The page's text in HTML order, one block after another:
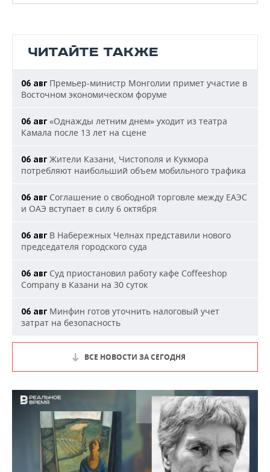
ЧИТАЙТЕ ТАКЖЕ
06 авг Премьер-министр Монголии примет участие в
Восточном экономическом форуме
06 авг «Однажды летним днем» уходит из театра
Камала после 13 лет на сцене
06 авг Жители Казани, Чистополя и Кукмора
потребляют наибольший объем мобильного трафика
06 авг Соглашение о свободной торговле между ЕАЭС
и ОАЭ вступает в силу 6 октября
06 авг В Набережных Челнах представили нового
председателя городского суда
06 авг Суд приостановил работу кафе Coffeeshop
Company в Казани на 30 суток
06 авг Минфин готов уточнить налоговый учет
затрат на безопасность
ВСЕ НОВОСТИ ЗА СЕГОДНЯ